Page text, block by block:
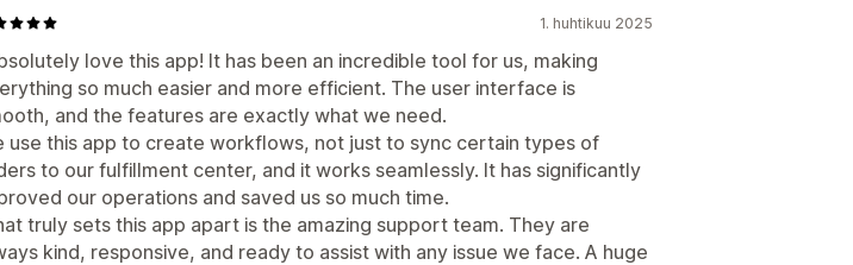
1. huhtikuu 2025
love this app! It has been an incredible tool for us, making
so much easier and more efficient. The user interface is
and the features are exactly what we need.
use this app to create workflows, not just to sync certain types of
to our fulfillment center, and it works seamlessly. It has significantly
our operations and saved us so much time.
truly sets this app apart is the amazing support team. They are
kind, responsive, and ready to assist with any issue we face. A huge